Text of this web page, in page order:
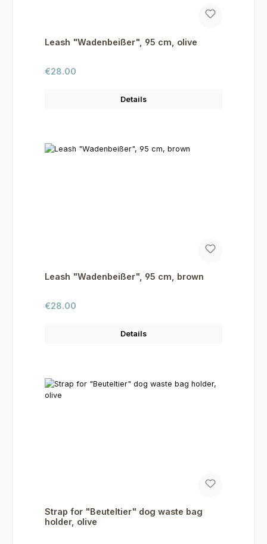
Leash "Wadenbeißer", 95 cm, olive
Regular price:
€28.00
Details
Leash "Wadenbeißer", 95 cm, brown
Regular price:
€28.00
Details
Strap for "Beuteltier" dog waste bag
holder, olive